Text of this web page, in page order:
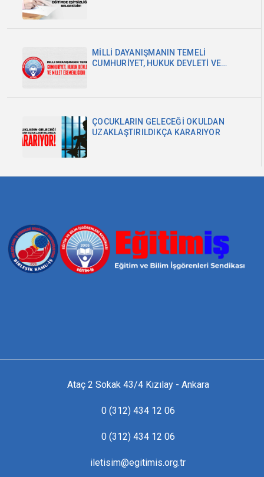
MİLLİ DAYANIŞMANIN TEMELİ
CUMHURİYET, HUKUK DEVLETİ VE
ÇOCUKLARIN GELECEĞİ OKULDAN
UZAKLAŞTIRILDIKÇA KARARIYOR
Ataç 2 Sokak 43/4 Kızılay - Ankara
0 (312) 434 12 06
0 (312) 434 12 06
iletisim@egitimis.org.tr